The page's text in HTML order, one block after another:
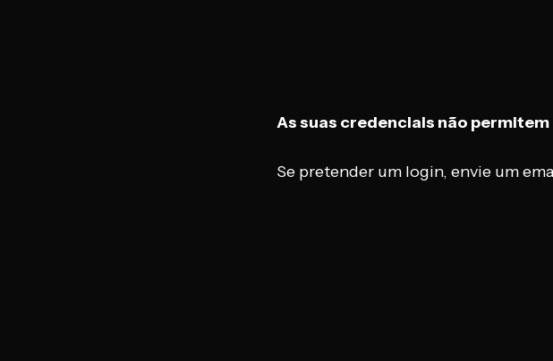
As suas credenciais não
Se pretender um login, envie um